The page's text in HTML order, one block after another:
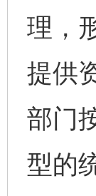
理，
提供
部门
型的